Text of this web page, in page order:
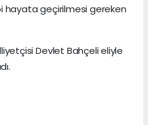
hayata geçirilmesi gereken
Devlet Bahçeli eliyle